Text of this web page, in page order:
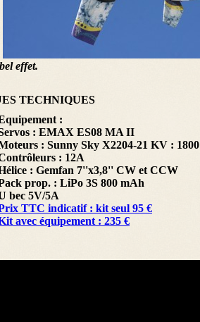
effet.
TECHNIQUES
:
: EMAX ES08 MA II
: Sunny Sky X2204-21 KV : 1800
: 12A
: Gemfan 7''x3,8'' CW et CCW
prop. : LiPo 3S 800 mAh
bec 5V/5A
TTC indicatif : kit seul 95 €
avec équipement : 235 €